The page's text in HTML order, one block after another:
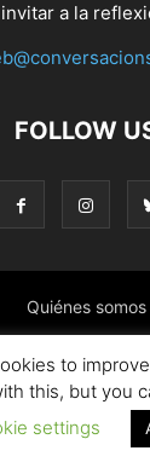
a la
FOLLOW
Quiénes somos
Contacto
to
this, but you
settings